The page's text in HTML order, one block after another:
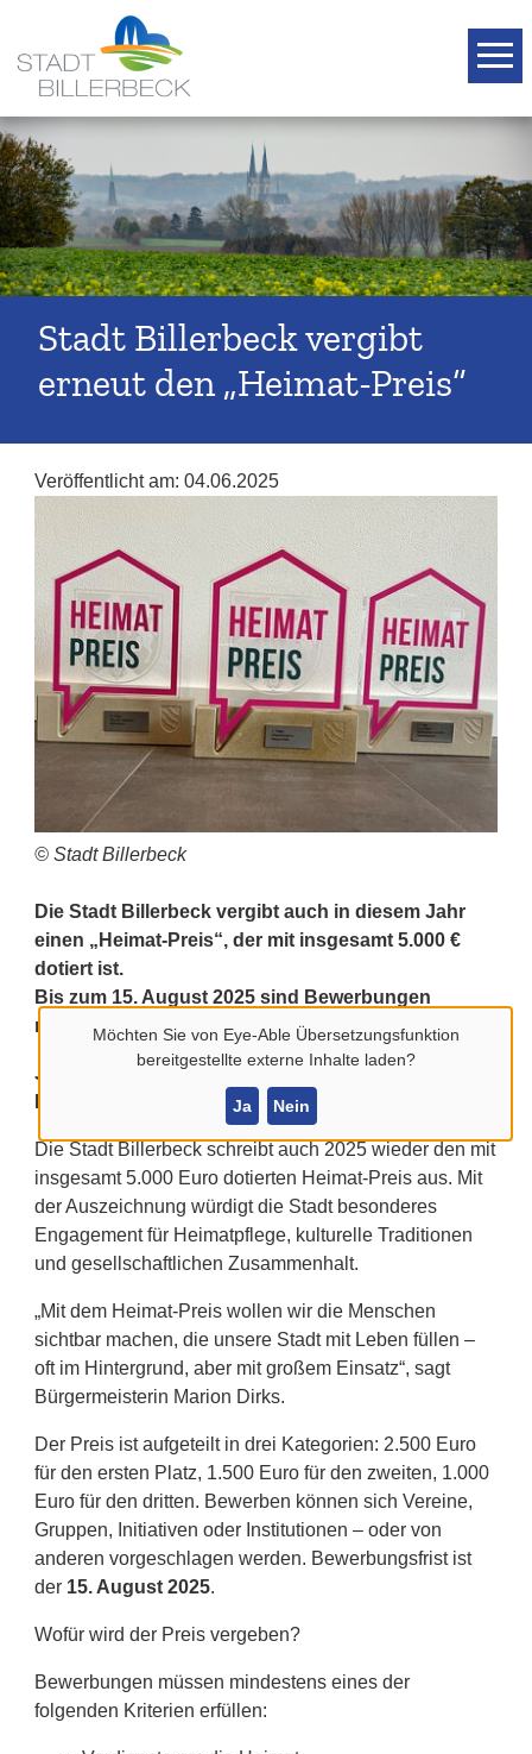
Möchten Sie von Eye-Able Übersetzungsfunktion
bereitgestellte externe Inhalte laden?
Ja Nein
Stadt Billerbeck vergibt
erneut den „Heimat-Preis“
Veröffentlicht am: 04.06.2025
© Stadt Billerbeck
Die Stadt Billerbeck vergibt auch in diesem Jahr
einen „Heimat-Preis“, der mit insgesamt 5.000 €
dotiert ist.
Bis zum 15. August 2025 sind Bewerbungen
möglich.
Jetzt bewerben: Billerbeck vergibt erneut den
Die Stadt Billerbeck schreibt auch 2025 wieder den mit
insgesamt 5.000 Euro dotierten Heimat-Preis aus. Mit
der Auszeichnung würdigt die Stadt besonderes
Engagement für Heimatpflege, kulturelle Traditionen
und gesellschaftlichen Zusammenhalt.
„Mit dem Heimat-Preis wollen wir die Menschen
sichtbar machen, die unsere Stadt mit Leben füllen –
oft im Hintergrund, aber mit großem Einsatz“, sagt
Bürgermeisterin Marion Dirks.
Der Preis ist aufgeteilt in drei Kategorien: 2.500 Euro
für den ersten Platz, 1.500 Euro für den zweiten, 1.000
Euro für den dritten. Bewerben können sich Vereine,
Gruppen, Initiativen oder Institutionen – oder von
anderen vorgeschlagen werden. Bewerbungsfrist ist
der 15. August 2025.
Wofür wird der Preis vergeben?
Bewerbungen müssen mindestens eines der
folgenden Kriterien erfüllen: